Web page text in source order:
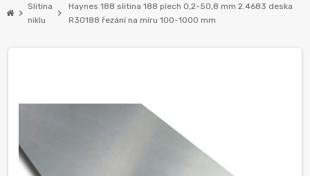
chevron_right
Slitina
niklu
chevron_right
Haynes 188 slitina 188 plech 0,2-50,8 mm 2.4683 deska
R30188 řezání na míru 100-1000 mm